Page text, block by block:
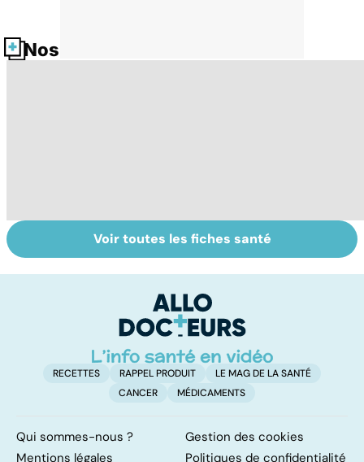
Nos fiches santé
Le lupus, une
maladie
Anémie :
symptômes,
traitements
Voir toutes les fiches santé
RECETTES RAPPEL PRODUIT
LE MAG DE LA SANTÉ
CANCER
MÉDICAMENTS
Qui sommes-nous ?
Gestion des cookies
Mentions légales
Politiques de confidentialité